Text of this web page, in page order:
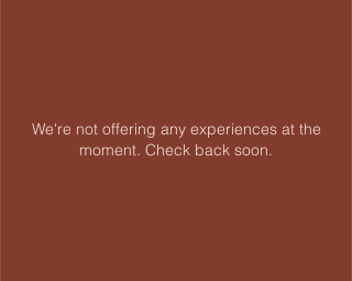
We're not offering any experiences at the
moment. Check back soon.